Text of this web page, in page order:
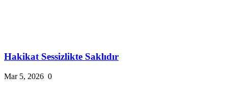
Hakikat Sessizlikte Saklıdır
Mar 5, 2026 0